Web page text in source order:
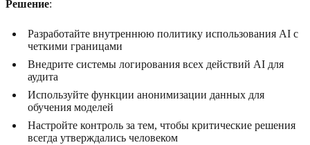
Решение:
Разработайте внутреннюю политику использования AI с
четкими границами
Внедрите системы логирования всех действий AI для
аудита
Используйте функции анонимизации данных для
обучения моделей
Настройте контроль за тем, чтобы критические решения
всегда утверждались человеком